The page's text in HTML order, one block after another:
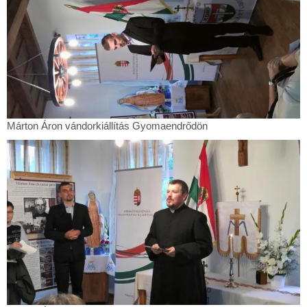
Márton
Áron
vándorkiállítás
Gyomaendrődön
Márton Áron vándorkiállítás Gyomaendrődön